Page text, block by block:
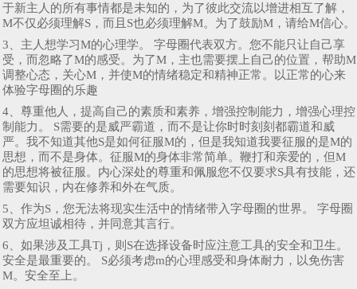
于新主人的所有事情都是未知的，为了彼此交流以增进相互了解，
M不仅必须理解S，而且S也必须理解M。为了鼓励M，请给M信心。
3、主人想学习M的心理学。 字母圈代表双方。您不能只让自己享
受，而忽略了M的感受。为了M，主也需要摆上自己的位置，帮助M
调整心态，关心M，并使M的情绪稳定和精神正常。以正常的心来
体验字母圈的乐趣
4、尊重他人，提高自己的素质和素养，增强控制能力，增强心理控
制能力。 S需要的是威严霸道，而不是让你时时刻刻都霸道和威
严。我不知道其他S是如何征服M的，但是我知道我要征服的是M的
思想，而不是身体。征服M的身体非常简单。鞭打和亲爱的，但M
的思想将被征服。内心深处的尊重和佩服您不仅要求S具有技能，还
需要知识，内在修养和外在气质。
5、作为S，您无法将现实生活中的情绪带入字母圈的世界。 字母圈
双方应坦诚相待，并同意其言行。
6、如果涉及工具Tj，则S在选择设备时应注意工具的安全和卫生。
安全是最重要的。 S必须考虑m的心理感受和身体耐力，以免伤害
M。安全至上。